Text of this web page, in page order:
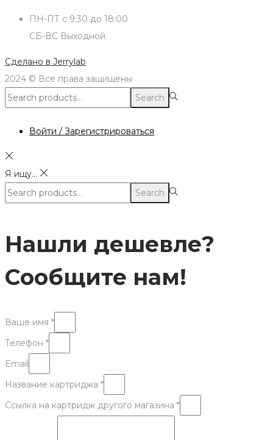
ПН-ПТ с 9:30 до 18:00
СБ-ВС Выходной
Сделано в Jerrylab
2024 © Все права защищены
Search
Search
Войти / Зарегистрироваться
Я ищу...
Search
Search
Нашли дешевле?
Сообщите нам!
Ваше имя *
Телефон *
Email
Название картриджа *
Ссылка на картридж другого магазина *